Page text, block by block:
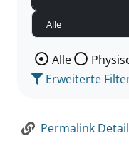
Wählen Sie die
Alle
Erweiterte
Permalink